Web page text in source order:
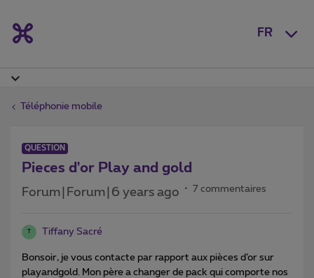
FR
Téléphonie mobile
QUESTION
Pieces d'or Play and gold
Forum|Forum|6 years ago 7 commentaires
Tiffany Sacré
Bonsoir, je vous contacte par rapport aux pièces d’or sur
playandgold. Mon père a changer de pack qui comporte nos